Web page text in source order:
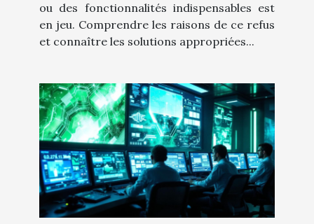
ou des fonctionnalités indispensables est
en jeu. Comprendre les raisons de ce refus
et connaître les solutions appropriées...